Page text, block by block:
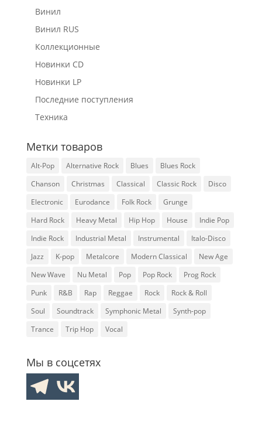
Винил
Винил RUS
Коллекционные
Новинки CD
Новинки LP
Последние поступления
Техника
Метки товаров
Alt-Pop Alternative Rock Blues
Blues Rock
Chanson
Christmas Classical Classic Rock
Disco
Electronic
Eurodance Folk Rock
Grunge
Hard Rock
Heavy Metal Hip Hop House
Indie Pop
Indie Rock
Industrial Metal Instrumental
Italo-Disco
Jazz
K-pop Metalcore Modern Classical
New Age
New Wave
Nu Metal Pop Pop Rock
Prog Rock
Punk
R&B Rap Reggae Rock
Rock & Roll
Soul
Soundtrack Symphonic Metal
Synth-pop
Trance
Trip Hop Vocal
Мы в соцсетях